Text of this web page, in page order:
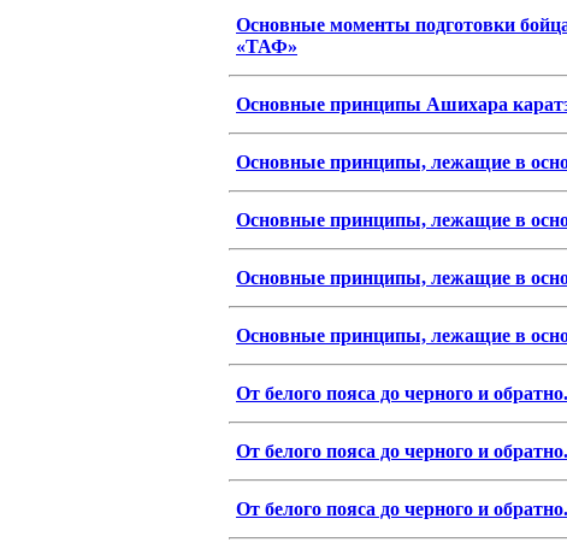
Основные моменты подготовки
«ТАФ»
Основные принципы Ашихара
Основные принципы, лежащие в
Основные принципы, лежащие в
Основные принципы, лежащие в
Основные принципы, лежащие в
От белого пояса до черного и
От белого пояса до черного и
От белого пояса до черного и